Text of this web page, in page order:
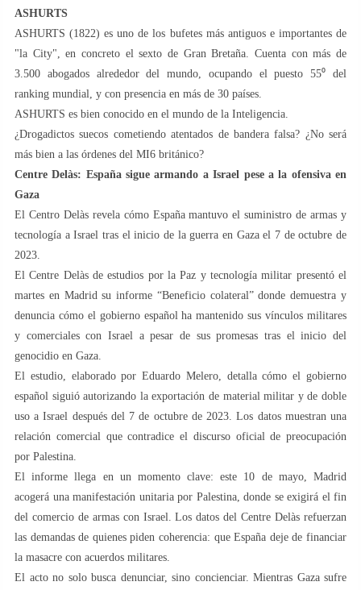
ASHURTS
ASHURTS (1822) es uno de los bufetes más antiguos e importantes de
"la City", en concreto el sexto de Gran Bretaña. Cuenta con más de
3.500 abogados alrededor del mundo, ocupando el puesto 55⁰ del
ranking mundial, y con presencia en más de 30 países.
ASHURTS es bien conocido en el mundo de la Inteligencia.
¿Drogadictos suecos cometiendo atentados de bandera falsa? ¿No será
más bien a las órdenes del MI6 británico?
Centre Delàs: España sigue armando a Israel pese a la ofensiva en
Gaza
El Centro Delàs revela cómo España mantuvo el suministro de armas y
tecnología a Israel tras el inicio de la guerra en Gaza el 7 de octubre de
2023.
El Centre Delàs de estudios por la Paz y tecnología militar presentó el
martes en Madrid su informe “Beneficio colateral” donde demuestra y
denuncia cómo el gobierno español ha mantenido sus vínculos militares
y comerciales con Israel a pesar de sus promesas tras el inicio del
genocidio en Gaza.
El estudio, elaborado por Eduardo Melero, detalla cómo el gobierno
español siguió autorizando la exportación de material militar y de doble
uso a Israel después del 7 de octubre de 2023. Los datos muestran una
relación comercial que contradice el discurso oficial de preocupación
por Palestina.
El informe llega en un momento clave: este 10 de mayo, Madrid
acogerá una manifestación unitaria por Palestina, donde se exigirá el fin
del comercio de armas con Israel. Los datos del Centre Delàs refuerzan
las demandas de quienes piden coherencia: que España deje de financiar
la masacre con acuerdos militares.
El acto no solo busca denunciar, sino concienciar. Mientras Gaza sufre